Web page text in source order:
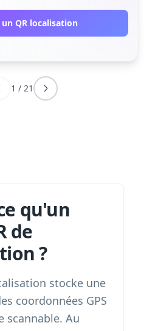
un QR localisation
1 / 21
qu'un
de
?
stocke une
coordonnées GPS
scannable. Au